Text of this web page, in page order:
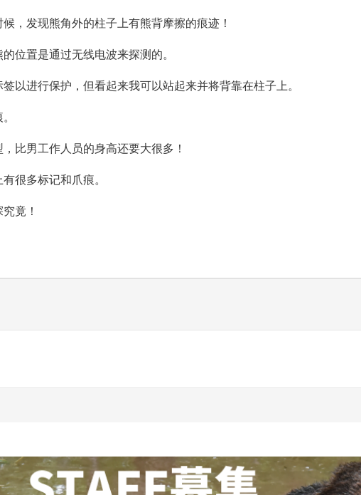
，发现熊角外的柱子上有熊背摩擦的痕迹！
位置是通过无线电波来探测的。
以进行保护，但看起来我可以站起来并将背靠在柱子上。
比男工作人员的身高还要大很多！
很多标记和爪痕。
竟！